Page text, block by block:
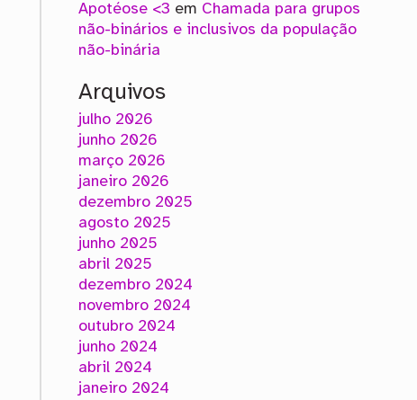
Apotéose <3 em Chamada para grupos
não-binários e inclusivos da população
não-binária
Arquivos
julho 2026
junho 2026
março 2026
janeiro 2026
dezembro 2025
agosto 2025
junho 2025
abril 2025
dezembro 2024
novembro 2024
outubro 2024
junho 2024
abril 2024
janeiro 2024